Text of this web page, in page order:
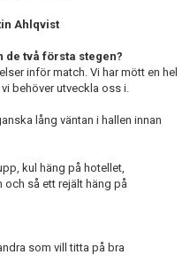
Ahlqvist
de två första stegen?
inför match. Vi har mött en hel
behöver utveckla oss i.
lång väntan i hallen innan
kul häng på hotellet,
så ett rejält häng på
som vill titta på bra